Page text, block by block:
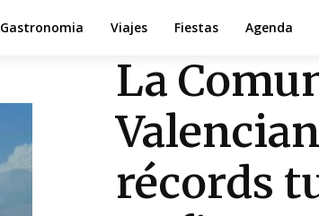
Gastronomia Viajes Fiestas Agenda
La
récords